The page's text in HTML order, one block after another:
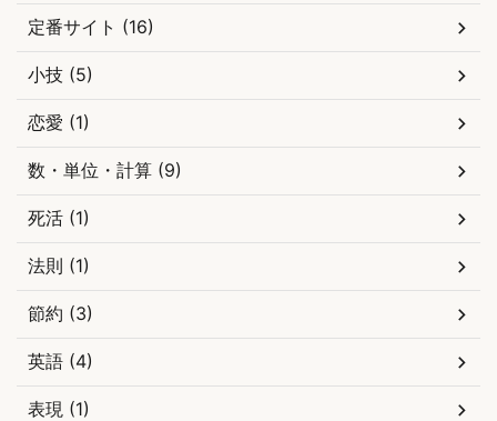
定番サイト (16)
小技 (5)
恋愛 (1)
数・単位・計算 (9)
死活 (1)
法則 (1)
節約 (3)
英語 (4)
表現 (1)